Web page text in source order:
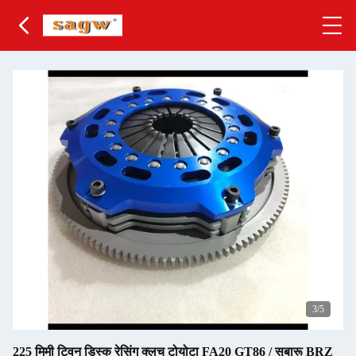
3/5
225 मिमी ट्विन डिस्क रेसिंग क्लच टोयोटा FA20 GT86 / सुबारू BRZ